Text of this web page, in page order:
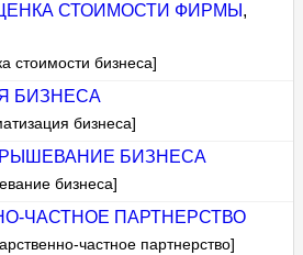
СТОИМОСТИ ФИРМЫ ,
стоимости бизнеса]
БИЗНЕСА
бизнеса]
БИЗНЕСА
бизнеса]
ЧАСТНОЕ ПАРТНЕРСТВО
частное партнерство]